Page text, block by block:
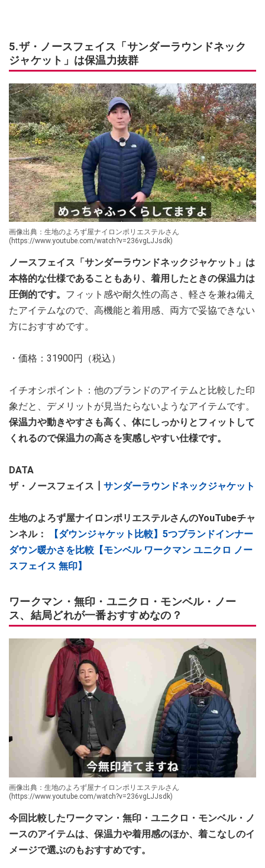
5.ザ・ノースフェイス「サンダーラウンドネック
ジャケット」は保温力抜群
画像出典：生地のよろず屋ナイロンポリエステルさん
(https://www.youtube.com/watch?v=236vgLJJsdk)
ノースフェイス「サンダーラウンドネックジャケット」は
本格的な仕様であることもあり、着用したときの保温力は
圧倒的です。 フィット感や耐久性の高さ、軽さを兼ね備え
たアイテムなので、高機能と着用感、両方で妥協できない
方におすすめです。
・価格：31900円（税込）
イチオシポイント：他のブランドのアイテムと比較した印
象だと、デメリットが見当たらないようなアイテムです。
保温力や動きやすさも高く、体にしっかりとフィットして
くれるので保温力の高さを実感しやすい仕様です。
DATA
ザ・ノースフェイス┃ サンダーラウンドネックジャケット
生地のよろず屋ナイロンポリエステルさんのYouTubeチャ
ンネル：
【ダウンジャケット比較】5つブランドインナー
ダウン暖かさを比較【モンベル ワークマン ユニクロ ノー
スフェイス 無印】
ワークマン・無印・ユニクロ・モンベル・ノー
ス、結局どれが一番おすすめなの？
画像出典：生地のよろず屋ナイロンポリエステルさん
(https://www.youtube.com/watch?v=236vgLJJsdk)
今回比較したワークマン・無印・ユニクロ・モンベル・ノ
ースのアイテムは、保温力や着用感のほか、着こなしのイ
メージで選ぶのもおすすめです。